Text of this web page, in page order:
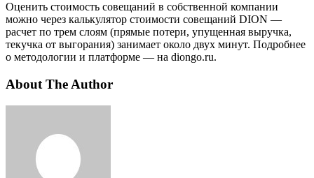
Оценить стоимость совещаний в собственной компании
можно через калькулятор стоимости совещаний DION —
расчет по трем слоям (прямые потери, упущенная выручка,
текучка от выгорания) занимает около двух минут. Подробнее
о методологии и платформе — на diongo.ru.
About The Author